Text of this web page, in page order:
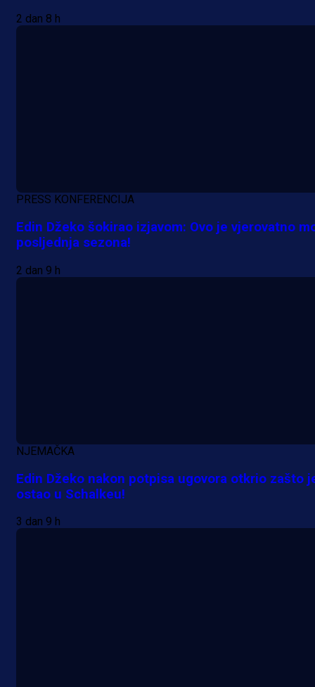
2 dan 8 h
PRESS KONFERENCIJA
Edin Džeko šokirao izjavom: Ovo je vjerovatno
posljednja sezona!
2 dan 9 h
NJEMAČKA
Edin Džeko nakon potpisa ugovora otkrio zašto
ostao u Schalkeu!
3 dan 9 h